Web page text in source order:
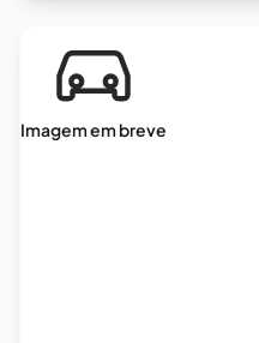
Imagem em breve